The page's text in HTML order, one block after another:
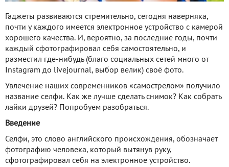
Гаджеты развиваются стремительно, сегодня наверняка,
почти у каждого имеется электронное устройство с камерой
хорошего качества. И, вероятно, за последние годы, почти
каждый сфотографировал себя самостоятельно, и
разместил где-нибудь (благо социальных сетей много от
Instagram до livejournal, выбор велик) своё фото.
Увлечение наших современников «самострелом» получило
название селфи. Как же лучше сделать снимок? Как собрать
лайки друзей? Попробуем разобраться.
Введение
Селфи, это слово английского происхождения, обозначает
фотографию человека, который вытянув руку,
сфотографировал себя на электронное устройство.